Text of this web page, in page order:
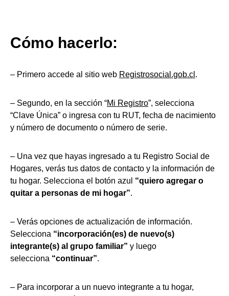
Cómo hacerlo:
– Primero accede al sitio web Registrosocial.gob.cl .
– Segundo, en la sección “Mi Registro”, selecciona
“Clave Única” o ingresa con tu RUT, fecha de nacimiento
y número de documento o número de serie.
– Una vez que hayas ingresado a tu Registro Social de
Hogares, verás tus datos de contacto y la información de
tu hogar. Selecciona el botón azul “quiero agregar o
quitar a personas de mi hogar”.
– Verás opciones de actualización de información.
Selecciona “incorporación(es) de nuevo(s)
integrante(s) al grupo familiar” y luego
selecciona “continuar”.
– Para incorporar a un nuevo integrante a tu hogar,